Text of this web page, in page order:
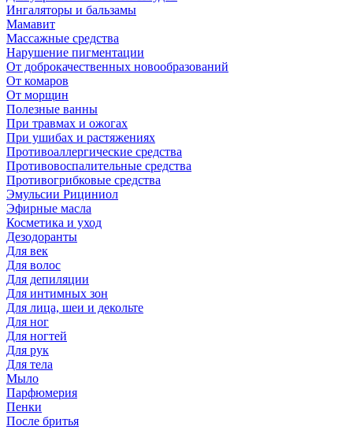
Ингаляторы и бальзамы
Мамавит
Массажные средства
Нарушение пигментации
От доброкачественных новообразований
От комаров
От морщин
Полезные ванны
При травмах и ожогах
При ушибах и растяжениях
Противоаллергические средства
Противовоспалительные средства
Противогрибковые средства
Эмульсии Рициниол
Эфирные масла
Косметика и уход
Дезодоранты
Для век
Для волос
Для депиляции
Для интимных зон
Для лица, шеи и декольте
Для ног
Для ногтей
Для рук
Для тела
Мыло
Парфюмерия
Пенки
После бритья